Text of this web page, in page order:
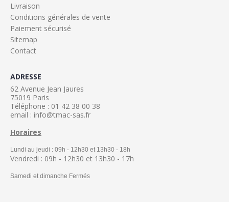
Livraison
Conditions générales de vente
Paiement sécurisé
Sitemap
Contact
ADRESSE
62 Avenue Jean Jaures
75019 Paris
Téléphone : 01 42 38 00 38
email : info@tmac-sas.fr
Horaires
Lundi au jeudi : 09h - 12h30 et 13h30 - 18h
Vendredi : 09h - 12h30 et 13h30 - 17h
Samedi et dimanche Fermés